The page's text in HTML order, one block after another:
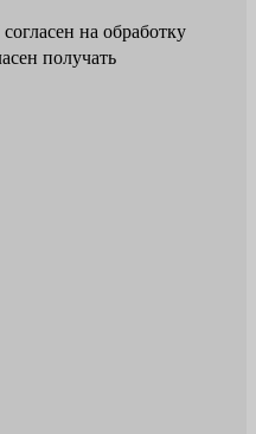
на обработку
получать